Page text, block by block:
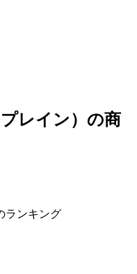
レイン）の商
ランキング